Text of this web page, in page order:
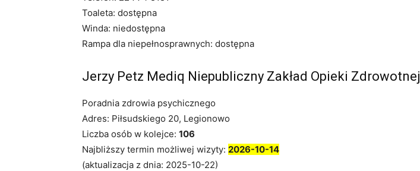
Toaleta: dostępna
Winda: niedostępna
Rampa dla niepełnosprawnych: dostępna
Jerzy Petz Mediq Niepubliczny Zakład Opieki Zdrowotnej
Poradnia zdrowia psychicznego
Adres: Piłsudskiego 20, Legionowo
Liczba osób w kolejce: 106
Najbliższy termin możliwej wizyty: 2026-10-14
(aktualizacja z dnia: 2025-10-22)